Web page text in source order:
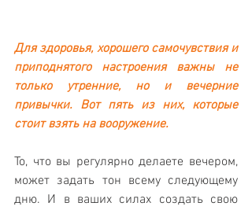
Для здоровья, хорошего самочувствия и
приподнятого настроения важны не
только утренние, но и вечерние
привычки. Вот пять из них, которые
стоит взять на вооружение.
То, что вы регулярно делаете вечером,
может задать тон всему следующему
дню. И в ваших силах создать свою